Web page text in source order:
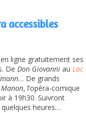
accessibles
ligne gratuitement ses
DeDon Giovanni auLac
… De grands
Manon, l’opéra-comique
à 19h30. Suivront
heures…